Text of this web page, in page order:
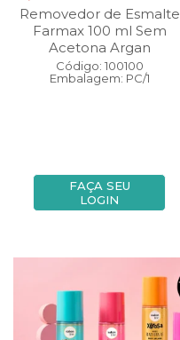
Removedor de Esmalte
Farmax 100 ml Sem
Acetona Argan
Código: 100100
Embalagem: PC/1
FAÇA SEU
LOGIN